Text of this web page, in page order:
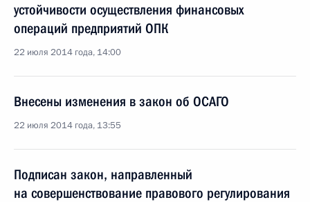
устойчивости осуществления финансовых
операций предприятий ОПК
22 июля 2014 года, 14:00
Внесены изменения в закон об ОСАГО
22 июля 2014 года, 13:55
Подписан закон, направленный
на совершенствование правового регулирования